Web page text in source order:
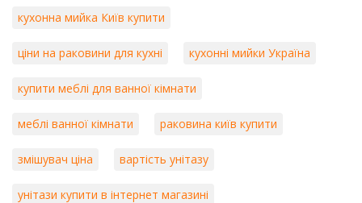
кухонна мийка Київ купити
ціни на раковини для кухні кухонні мийки Україна
купити меблі для ванної кімнати
меблі ванної кімнати раковина київ купити
змішувач ціна вартість унітазу
унітази купити в інтернет магазині